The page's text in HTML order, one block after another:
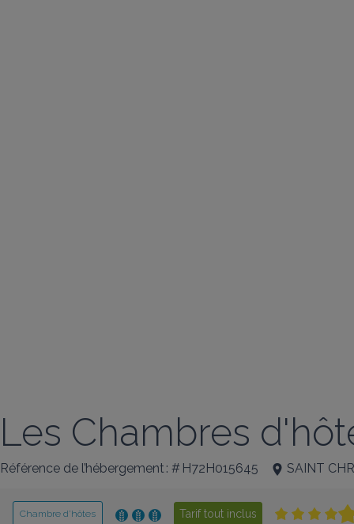
Les Chambres
Référence de l’hébergement : # H72H015645 SAINT
Chambre d’hôtes Tarif tout inclus